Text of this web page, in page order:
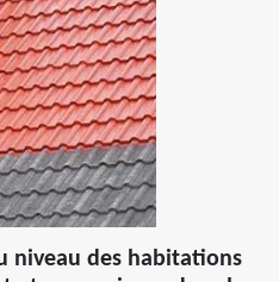
niveau des habitations